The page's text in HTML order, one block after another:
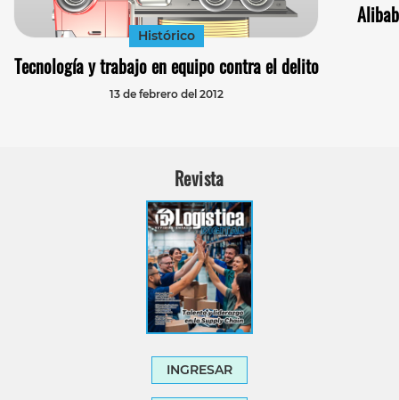
Histórico
Tecnología y trabajo en equipo contra el delito
13 de febrero del 2012
Revista
INGRESAR